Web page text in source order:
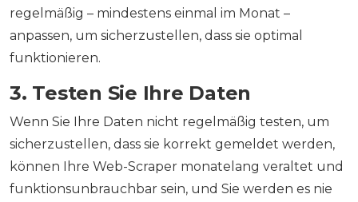
regelmäßig – mindestens einmal im Monat –
anpassen, um sicherzustellen, dass sie optimal
funktionieren.
3. Testen Sie Ihre Daten
Wenn Sie Ihre Daten nicht regelmäßig testen, um
sicherzustellen, dass sie korrekt gemeldet werden,
können Ihre Web-Scraper monatelang veraltet und
funktionsunbrauchbar sein, und Sie werden es nie